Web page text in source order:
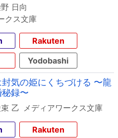
日向
クス文庫
Rakuten
Yodobashi
気の姫にくちづける 〜龍
録〜
乙 メディアワークス文庫
Rakuten